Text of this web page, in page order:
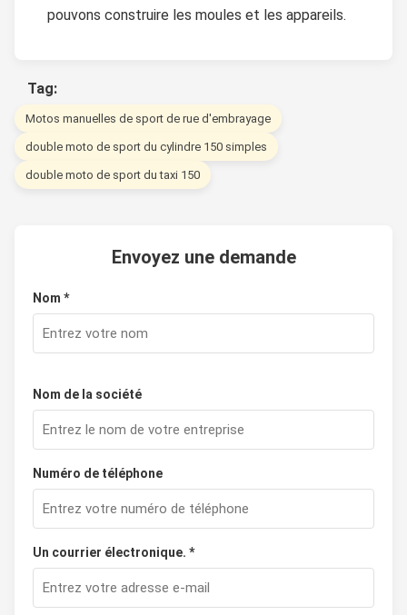
pouvons construire les moules et les appareils.
Tag:
Motos manuelles de sport de rue d'embrayage
double moto de sport du cylindre 150 simples
double moto de sport du taxi 150
Envoyez une demande
Nom *
Nom de la société
Numéro de téléphone
Un courrier électronique. *